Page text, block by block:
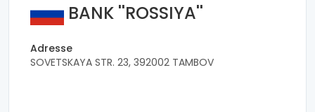
BANK ''ROSSIYA''
Adresse
SOVETSKAYA STR. 23, 392002 TAMBOV